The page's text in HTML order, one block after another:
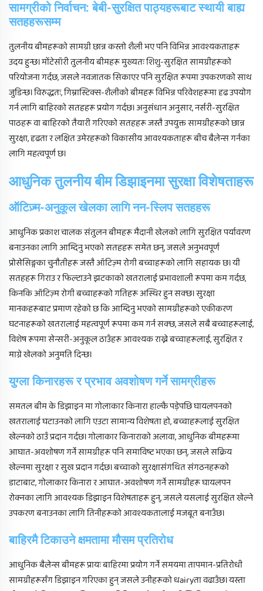
सामग्रीको निर्वाचन: बेबी-सुरक्षित पाठ्यहरूबाट स्थायी बाह्य
सतहहरूसम्म
तुलनीय बीमहरूको सामग्री छान्न कस्तो शैली भए पनि विभिन्न आवश्यकताहरू
उदय हुन्छ। मोंटेसॉरी तुलनीय बीमहरू मुख्यतः शिशु-सुरक्षित सामग्रीहरूको
परियोजना गर्दछ, जसले नवजातक सिकाएर पनि सुरक्षित रूपमा उपकरणको साथ
जुडिन्छ। विरुद्धतः, गिम्नास्टिक्स-शैलीको बीमहरू विभिन्न परिवेशहरूमा दृढ उपयोग
गर्न लागि बाहिरको सतहहरू प्रयोग गर्दछ। अनुसंधान अनुसार, नर्सरी-सुरक्षित
पाठहरू वा बाहिरको तैयारी गरिएको सतहहरू जस्तै उपयुक्त सामग्रीहरूको छान्न
सुरक्षा, दृढता र लक्षित उमेरहरूको विकासीय आवश्यकताहरू बीच बैलेन्स गर्नका
लागि महत्वपूर्ण छ।
आधुनिक तुलनीय बीम डिझाइनमा सुरक्षा विशेषताहरू
ऑटिज़्म-अनुकूल खेलका लागि नन-स्लिप सतहहरू
आधुनिक प्रकाश चालक संतुलन बीमहरू मैदानी खेलको लागि सुरक्षित पर्यावरण
बनाउनका लागि आम्दिनु भएको सतहहरू समेत छन्, जसले अनुभवपूर्ण
प्रोसेसिङ्गका चुनौतीहरू जस्तै ऑटिज़्म रोगी बच्चाहरूको लागि सहायक छ। यी
सतहहरू गिराउ र फिल्टाउने झटकाको खतरालाई प्रभावशाली रूपमा कम गर्दछ,
किनकि ऑटिज़्म रोगी बच्चाहरूको गतिहरू अस्थिर हुन सक्छ। सुरक्षा
मानकहरूबाट प्रमाण रहेको छ कि आम्दिनु भएको सामग्रीहरूको एकीकरण
घटनाहरूको खतरालाई महत्वपूर्ण रूपमा कम गर्न सक्छ, जसले सबै बच्चाहरूलाई,
विशेष रूपमा सेन्सरी-अनुकूल ठाउँहरू आवश्यक राख्ने बच्चाहरूलाई, सुरक्षित र
माग्ने खेलको अनुमति दिन्छ।
युग्ला किनारहरू र प्रभाव अवशोषण गर्ने सामग्रीहरू
समतल बीम के डिझाइन मा गोलाकार किनारा हाल्कै पड़ेपछि घायलपनको
खतरालाई घटाउनको लागि एउटा सामान्य विशेषता हो, बच्चाहरूलाई सुरक्षित
खेल्नको ठाउँ प्रदान गर्दछ। गोलाकार किनाराको अलावा, आधुनिक बीमहरूमा
आघात-अवशोषण गर्ने सामग्रीहरू पनि समाविष्ट भएका छन्, जसले सक्रिय
खेल्नमा सुरक्षा र सुख प्रदान गर्दछ। बच्चाको सुरक्षासंगथित संगठनहरूको
डाटाबाट, गोलाकार किनारा र आघात-अवशोषण गर्ने सामग्रीहरू घायलपन
रोक्नका लागि आवश्यक डिझाइन विशेषताहरू हुन्, जसले यसलाई सुरक्षित खेल्ने
उपकरण बनाउनका लागि तिनीहरूको आवश्यकतालाई मजबूत बनाउँछ।
बाहिरमै टिकाउने क्षमतामा मौसम प्रतिरोध
आधुनिक बैलेन्स बीमहरू प्रायः बाहिरमा प्रयोग गर्ने समयमा तापमान-प्रतिरोधी
सामग्रीहरूसँग डिझाइन गरिएका हुन् जसले उनीहरूको धairyता वढाउँछ। यस्ता